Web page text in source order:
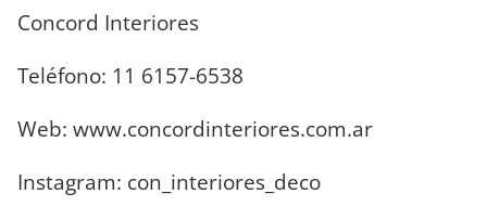
Concord Interiores
Teléfono: 11 6157-6538
Web: www.concordinteriores.com.ar
Instagram: con_interiores_deco